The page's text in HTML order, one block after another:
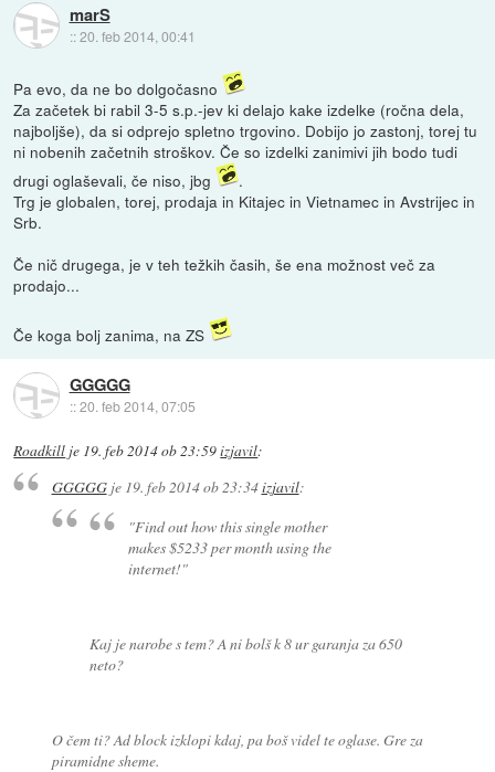
marS
::20. feb 2014, 00:41
Pa evo, da ne bo dolgočasno
Za začetek bi rabil 3-5 s.p.-jev ki delajo kake izdelke (ročna dela,
najboljše), da si odprejo spletno trgovino. Dobijo jo zastonj, torej tu
ni nobenih začetnih stroškov. Če so izdelki zanimivi jih bodo tudi
drugi oglaševali, če niso, jbg
.
Trg je globalen, torej, prodaja in Kitajec in Vietnamec in Avstrijec in
Srb.
Če nič drugega, je v teh težkih časih, še ena možnost več za
prodajo...
Če koga bolj zanima, na ZS
GGGGG
::20. feb 2014, 07:05
Roadkill je 19. feb 2014 ob 23:59izjavil:
GGGGGje 19. feb 2014 ob 23:34izjavil:
"Find out how this single mother
makes $5233 per month using the
internet!"
Kaj je narobe s tem? A ni bolš k 8 ur garanja za 650
neto?
O čem ti? Ad block izklopi kdaj, pa boš videl te oglase. Gre za
piramidne sheme.